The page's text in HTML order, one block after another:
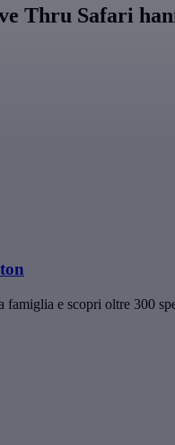
Thru Safari
e scopri oltre 300